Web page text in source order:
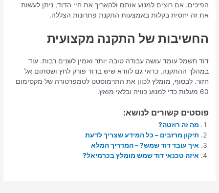
הפיכים. אם רוצים למנוע אותם ולהאריך את חיי הדוד, ניתן לעשות
את זה יחסית בקלות באמצעות התקנת פתרונות הצללה.
החשיבות של התקנה מקצועית
דוד חשמל עומד עושה עבודה טובה יותר ואמין לשנים רבות. עוד
במהלך ההתקנה, כדאי גם לוודא שיש בדוד פורק לחץ ושסתום אל
חזור. לבסוף, מומלץ לכוון את התרמוסטט לטמפרטורה של מקסימום
60 מעלות כדי למנוע כוויה ובלאי מואץ.
פוסטים קשורים לנושא:
מה זה רוזטה?
תיקון מרזבים – כל המידע שצריך לדעת
איך עובד דוד שמש? – המדריך המלא
איזה טכנאי דוד שמש מומלץ בכרמיאל?